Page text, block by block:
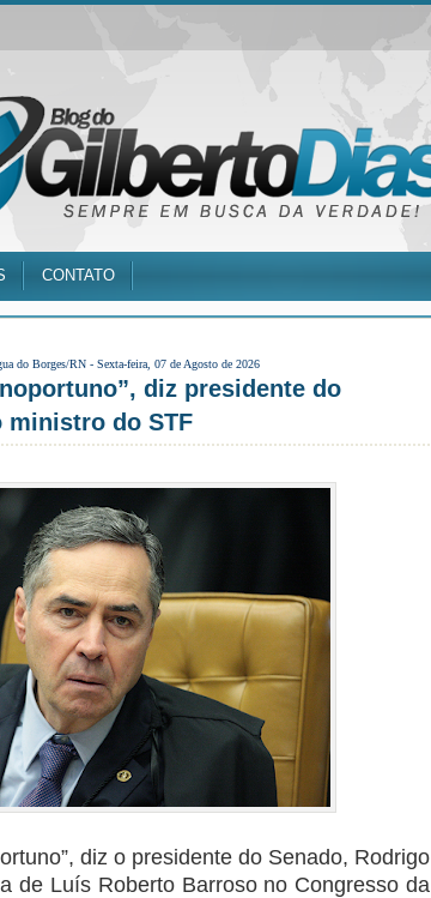
CONTATO
do Borges/RN - Sexta-feira, 07 de Agosto de 2026
diz presidente do
ministro do STF
diz o presidente do Senado, Rodrigo
de Luís Roberto Barroso no Congresso da